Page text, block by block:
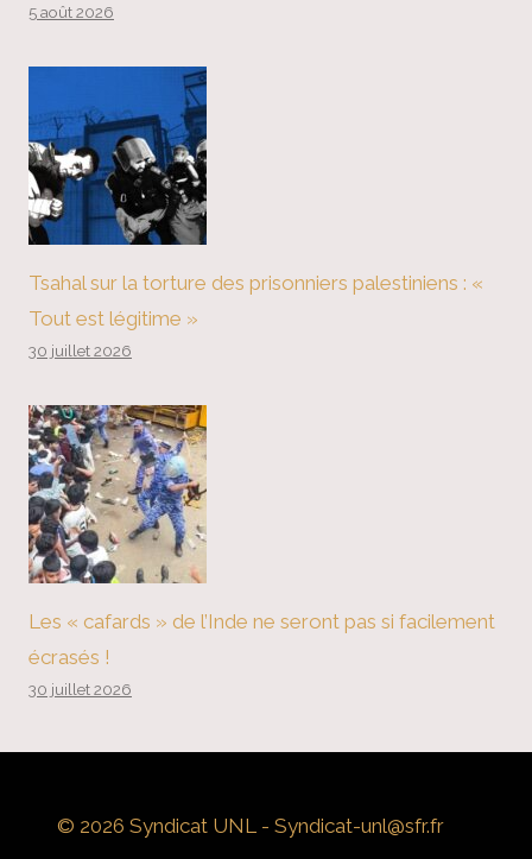
5 août 2026
Tsahal sur la torture des prisonniers palestiniens : «
Tout est légitime »
30 juillet 2026
Les « cafards » de l’Inde ne seront pas si facilement
écrasés !
30 juillet 2026
© 2026 Syndicat UNL - Syndicat-unl@sfr.fr